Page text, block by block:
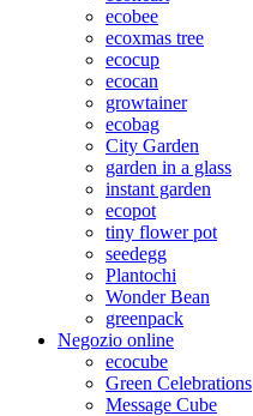
ecobee
ecoxmas tree
ecocup
ecocan
growtainer
ecobag
City Garden
garden in a glass
instant garden
ecopot
tiny flower pot
seedegg
Plantochi
Wonder Bean
greenpack
Negozio online
ecocube
Green Celebrations
Message Cube